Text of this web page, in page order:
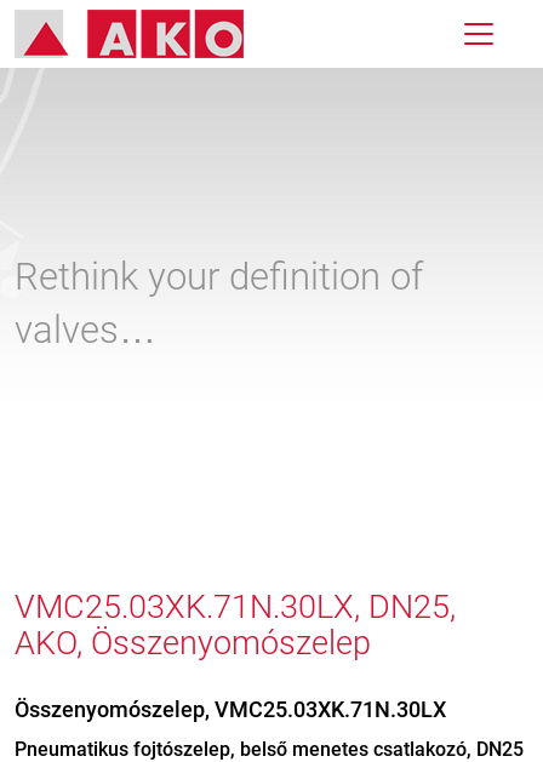
Rethink your definition of
valves…
VMC25.03XK.71N.30LX, DN25,
AKO, Összenyomószelep
Összenyomószelep, VMC25.03XK.71N.30LX
Pneumatikus fojtószelep, belső menetes csatlakozó, DN25